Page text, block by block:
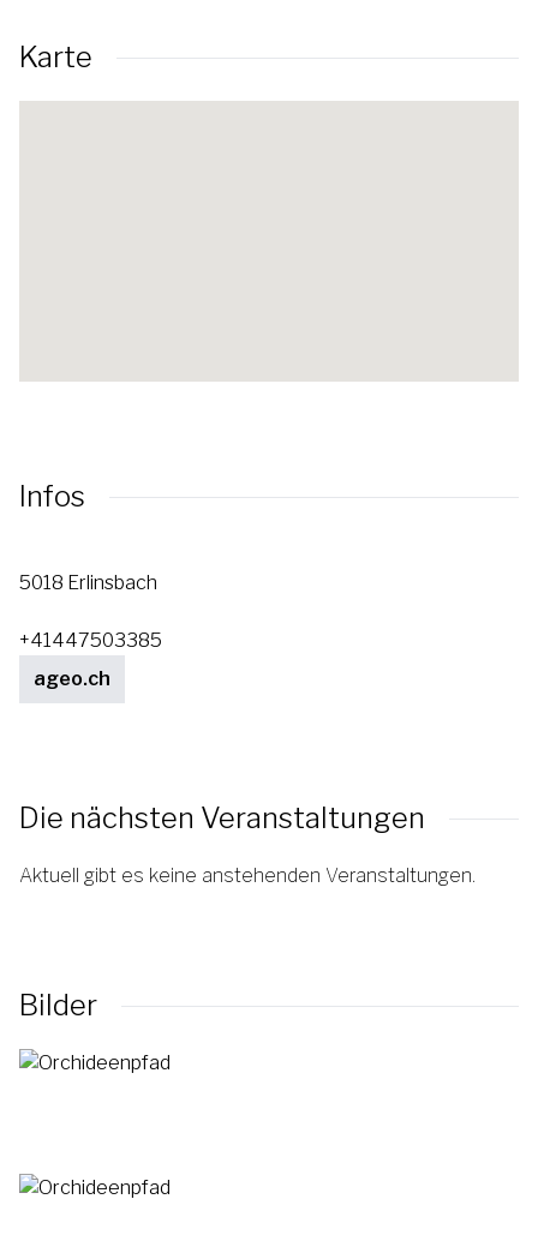
Karte
Infos
5018 Erlinsbach
+41447503385
ageo.ch
Die nächsten Veranstaltungen
Aktuell gibt es keine anstehenden Veranstaltungen.
Bilder